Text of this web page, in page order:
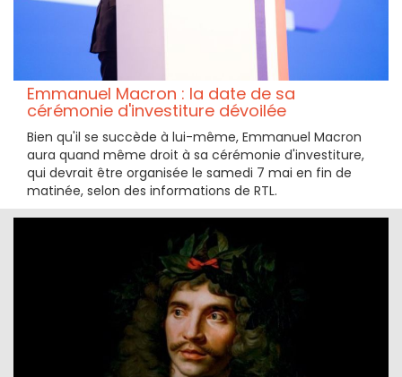
Emmanuel Macron : la date de sa
cérémonie d'investiture dévoilée
Bien qu'il se succède à lui-même, Emmanuel Macron
aura quand même droit à sa cérémonie d'investiture,
qui devrait être organisée le samedi 7 mai en fin de
matinée, selon des informations de RTL.